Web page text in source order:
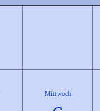
Mittwoch